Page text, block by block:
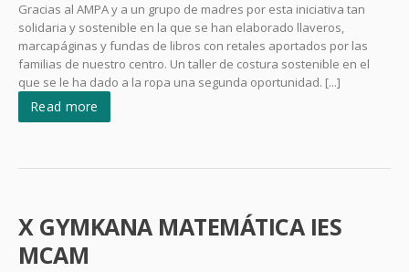
Gracias al AMPA y a un grupo de madres por esta iniciativa tan
solidaria y sostenible en la que se han elaborado llaveros,
marcapáginas y fundas de libros con retales aportados por las
familias de nuestro centro. Un taller de costura sostenible en el
que se le ha dado a la ropa una segunda oportunidad. [...]
Read more
X GYMKANA MATEMÁTICA IES
MCAM